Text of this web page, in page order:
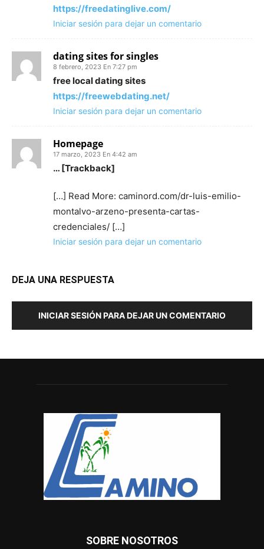
https://freedatinglive.com/
Iniciar sesión para dejar un comentario
dating sites for singles
8 febrero, 2023 En 7:27 pm
free local dating sites
https://freewebdating.net/
Iniciar sesión para dejar un comentario
Homepage
17 marzo, 2023 En 4:42 am
… [Trackback]
[…] Read More: caminord.com/dr-luis-emilio-
montalvo-arzeno-presenta-cartas-
credenciales/ […]
Iniciar sesión para dejar un comentario
DEJA UNA RESPUESTA
INICIAR SESIÓN PARA DEJAR UN COMENTARIO
SOBRE NOSOTROS